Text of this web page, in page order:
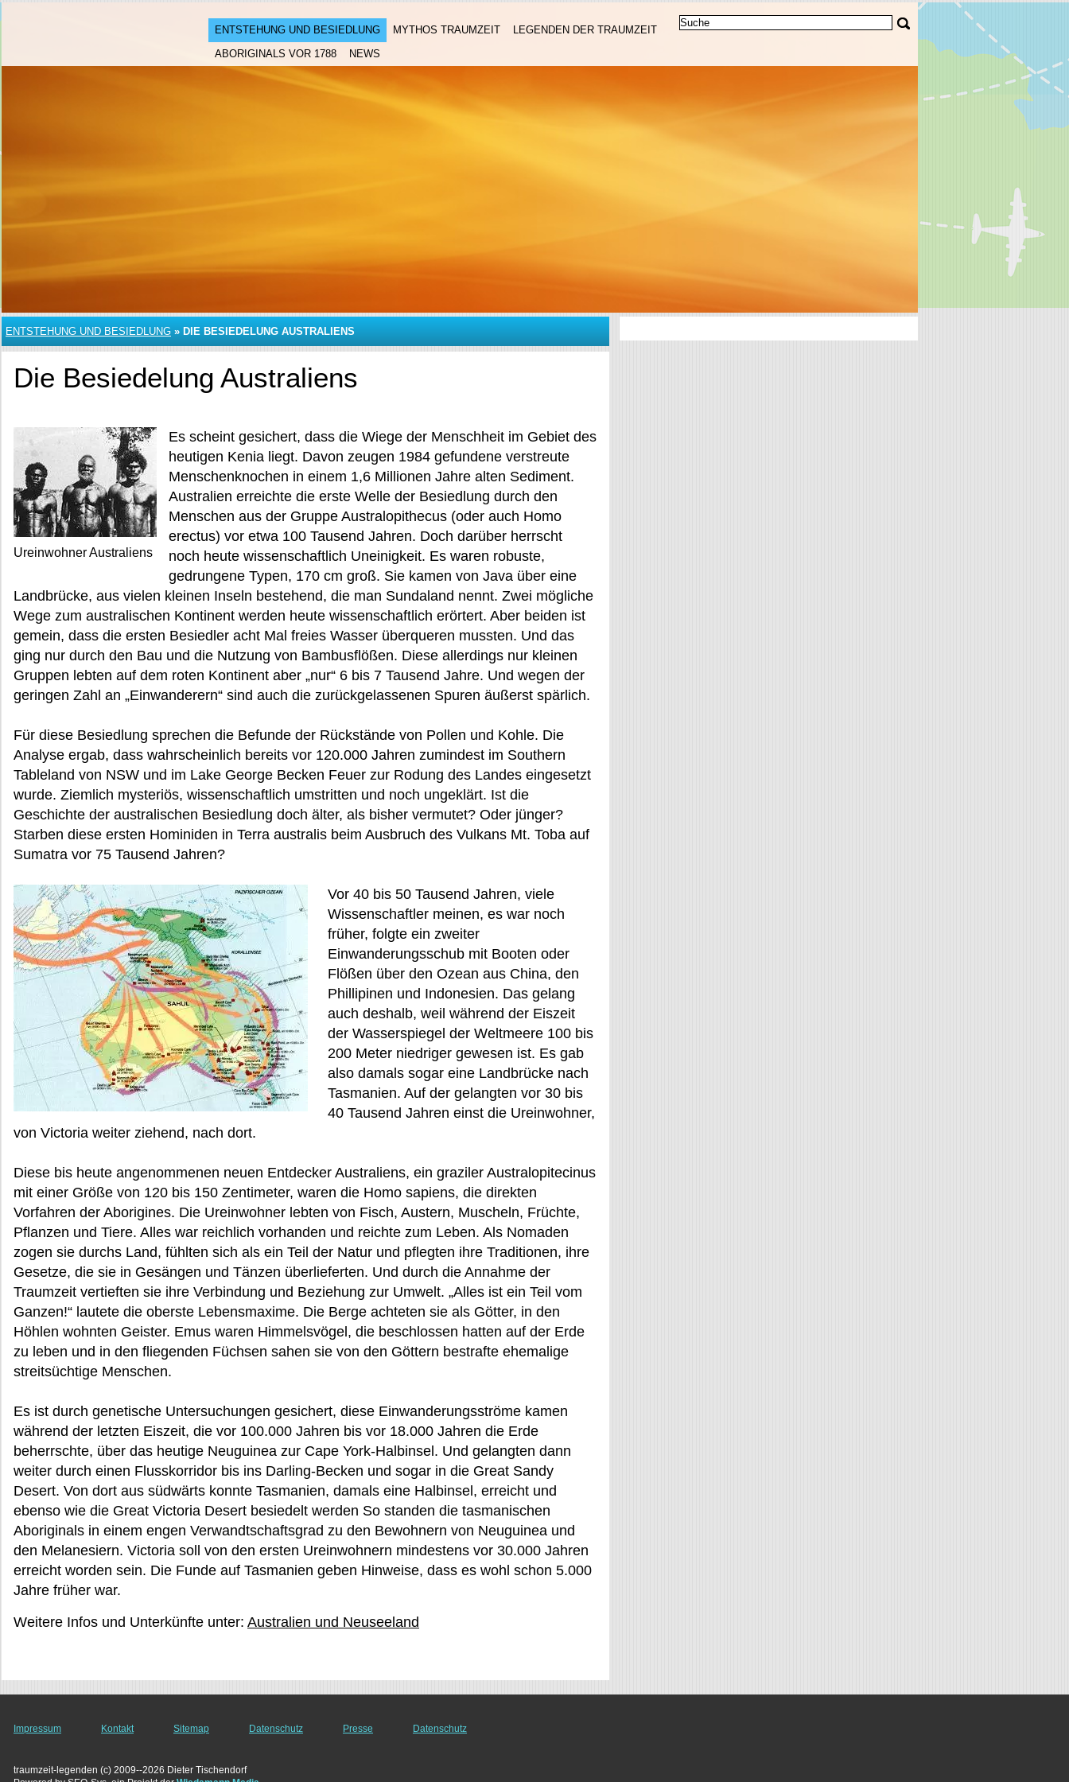
ENTSTEHUNG UND BESIEDLUNG MYTHOS TRAUMZEIT
LEGENDEN DER TRAUMZEIT
ABORIGINALS VOR 1788
NEWS
ENTSTEHUNG UND BESIEDLUNG » DIE BESIEDELUNG AUSTRALIENS
Die Besiedelung Australiens
Ureinwohner Australiens
Es scheint gesichert, dass die Wiege der Menschheit im Gebiet des
heutigen Kenia liegt. Davon zeugen 1984 gefundene verstreute
Menschenknochen in einem 1,6 Millionen Jahre alten Sediment.
Australien erreichte die erste Welle der Besiedlung durch den
Menschen aus der Gruppe Australopithecus (oder auch Homo
erectus) vor etwa 100 Tausend Jahren. Doch darüber herrscht
noch heute wissenschaftlich Uneinigkeit. Es waren robuste,
gedrungene Typen, 170 cm groß. Sie kamen von Java über eine
Landbrücke, aus vielen kleinen Inseln bestehend, die man Sundaland nennt. Zwei mögliche
Wege zum australischen Kontinent werden heute wissenschaftlich erörtert. Aber beiden ist
gemein, dass die ersten Besiedler acht Mal freies Wasser überqueren mussten. Und das
ging nur durch den Bau und die Nutzung von Bambusflößen. Diese allerdings nur kleinen
Gruppen lebten auf dem roten Kontinent aber „nur“ 6 bis 7 Tausend Jahre. Und wegen der
geringen Zahl an „Einwanderern“ sind auch die zurückgelassenen Spuren äußerst spärlich.
Für diese Besiedlung sprechen die Befunde der Rückstände von Pollen und Kohle. Die
Analyse ergab, dass wahrscheinlich bereits vor 120.000 Jahren zumindest im Southern
Tableland von NSW und im Lake George Becken Feuer zur Rodung des Landes eingesetzt
wurde. Ziemlich mysteriös, wissenschaftlich umstritten und noch ungeklärt. Ist die
Geschichte der australischen Besiedlung doch älter, als bisher vermutet? Oder jünger?
Starben diese ersten Hominiden in Terra australis beim Ausbruch des Vulkans Mt. Toba auf
Sumatra vor 75 Tausend Jahren?
Vor 40 bis 50 Tausend Jahren, viele
Wissenschaftler meinen, es war noch
früher, folgte ein zweiter
Einwanderungsschub mit Booten oder
Flößen über den Ozean aus China, den
Phillipinen und Indonesien. Das gelang
auch deshalb, weil während der Eiszeit
der Wasserspiegel der Weltmeere 100 bis
200 Meter niedriger gewesen ist. Es gab
also damals sogar eine Landbrücke nach
Tasmanien. Auf der gelangten vor 30 bis
40 Tausend Jahren einst die Ureinwohner,
von Victoria weiter ziehend, nach dort.
Diese bis heute angenommenen neuen Entdecker Australiens, ein graziler Australopitecinus
mit einer Größe von 120 bis 150 Zentimeter, waren die Homo sapiens, die direkten
Vorfahren der Aborigines. Die Ureinwohner lebten von Fisch, Austern, Muscheln, Früchte,
Pflanzen und Tiere. Alles war reichlich vorhanden und reichte zum Leben. Als Nomaden
zogen sie durchs Land, fühlten sich als ein Teil der Natur und pflegten ihre Traditionen, ihre
Gesetze, die sie in Gesängen und Tänzen überlieferten. Und durch die Annahme der
Traumzeit vertieften sie ihre Verbindung und Beziehung zur Umwelt. „Alles ist ein Teil vom
Ganzen!“ lautete die oberste Lebensmaxime. Die Berge achteten sie als Götter, in den
Höhlen wohnten Geister. Emus waren Himmelsvögel, die beschlossen hatten auf der Erde
zu leben und in den fliegenden Füchsen sahen sie von den Göttern bestrafte ehemalige
streitsüchtige Menschen.
Es ist durch genetische Untersuchungen gesichert, diese Einwanderungsströme kamen
während der letzten Eiszeit, die vor 100.000 Jahren bis vor 18.000 Jahren die Erde
beherrschte, über das heutige Neuguinea zur Cape York-Halbinsel. Und gelangten dann
weiter durch einen Flusskorridor bis ins Darling-Becken und sogar in die Great Sandy
Desert. Von dort aus südwärts konnte Tasmanien, damals eine Halbinsel, erreicht und
ebenso wie die Great Victoria Desert besiedelt werden So standen die tasmanischen
Aboriginals in einem engen Verwandtschaftsgrad zu den Bewohnern von Neuguinea und
den Melanesiern. Victoria soll von den ersten Ureinwohnern mindestens vor 30.000 Jahren
erreicht worden sein. Die Funde auf Tasmanien geben Hinweise, dass es wohl schon 5.000
Jahre früher war.
Weitere Infos und Unterkünfte unter: Australien und Neuseeland
Impressum Kontakt Sitemap Datenschutz Presse Datenschutz
traumzeit-legenden (c) 2009--2026 Dieter Tischendorf